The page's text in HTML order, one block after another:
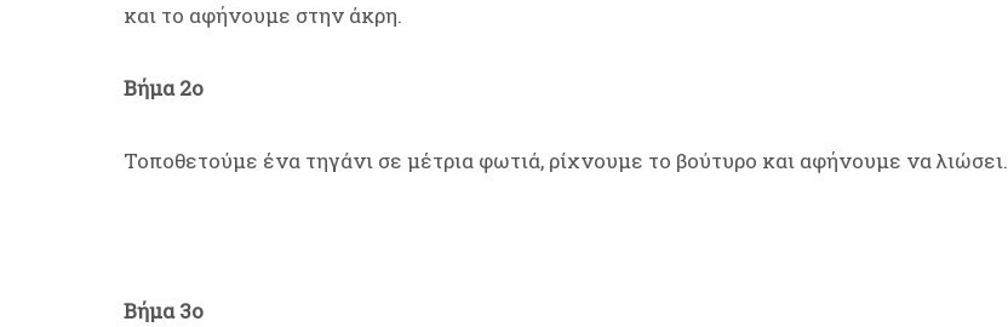
και το αφήνουμε στην άκρη.
Βήμα 2ο
Τοποθετούμε ένα τηγάνι σε μέτρια φωτιά, ρίχνουμε το βούτυρο και αφήνουμε να λιώσει.
Βήμα 3ο